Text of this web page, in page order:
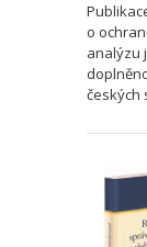
o
analýzu
českých